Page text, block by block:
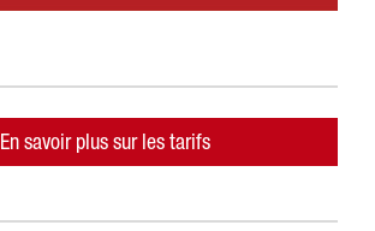
En savoir plus sur les tarifs